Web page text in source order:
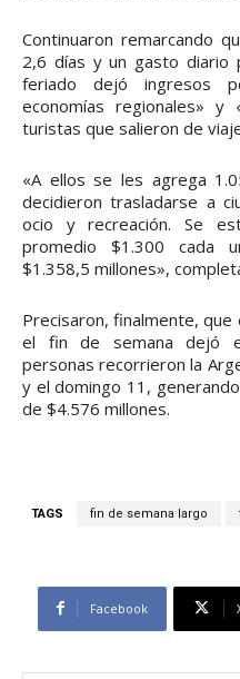
Continuaron remarcando
2,6 días y un gasto diario
feriado dejó ingresos
economías regionales»
turistas que salieron de
«A ellos se les agrega
decidieron trasladarse a
ocio y recreación. Se
promedio $1.300 cada
$1.358,5 millones»,
Precisaron, finalmente,
el fin de semana dejó
personas recorrieron la
y el domingo 11,
de $4.576 millones.
TAGS fin de semana largo
Facebook